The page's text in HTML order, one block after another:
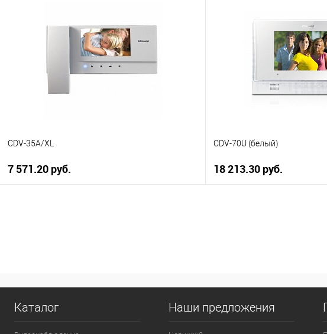
Купить в 1 клик
К сравнению
В наличии
Купить в 1 клик
CDV-35A/XL
7 571.20 руб.
CDV-70U (белый)
18 213.30 руб.
Каталог Наши предложения